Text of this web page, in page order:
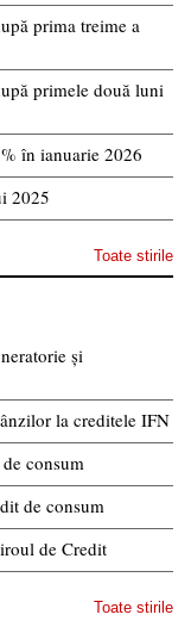
prima treime a
primele două luni
în ianuarie 2026
2025
Toate stirile
și
la creditele IFN
consum
de consum
de Credit
Toate stirile